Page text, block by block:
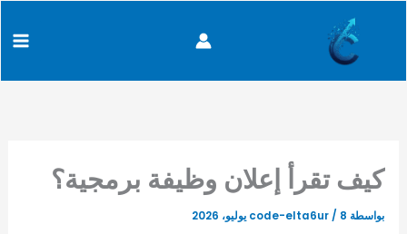
كيف تقرأ إعلان وظيفة برمجية؟
بواسطة code-elta6ur / 8 يوليو، 2026
بريدك
الإلكتروني...